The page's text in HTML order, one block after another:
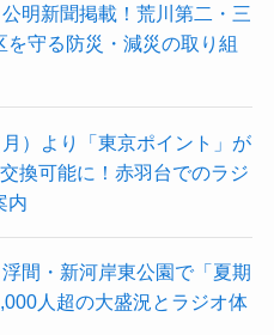
明新聞掲載！荒川第二・三
守る防災・減災の取り組
）より「東京ポイント」が
換可能に！赤羽台でのラジ
内
間・新河岸東公園で「夏期
人超の大盛況とラジオ体